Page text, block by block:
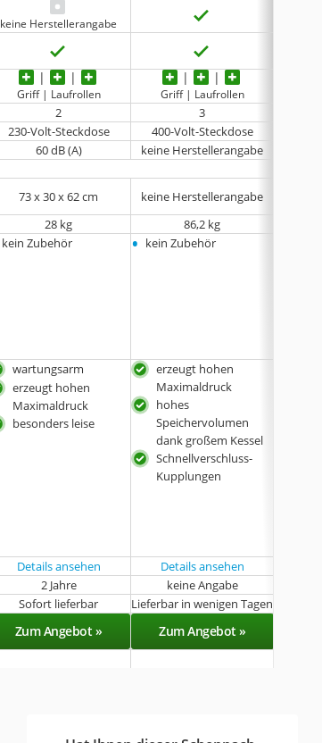
keine Herstellerangabe
Griff | Laufrollen Griff | Laufrollen
2
3
230-Volt-Steckdose 400-Volt-Steckdose
60 dB (A)
keine Herstellerangabe
‎73 x 30 x 62 cm keine Herstellerangabe
28 kg 86,2 kg
kein Zubehör • kein Zubehör
wartungsarm
erzeugt hohen
Maximaldruck
besonders leise
erzeugt hohen
Maximaldruck
hohes
Speichervolumen
dank großem Kessel
Schnellverschluss-
Kupplungen
Details ansehen Details ansehen
2 Jahre keine Angabe
Sofort lieferbar Lieferbar in wenigen Tagen
Zum Angebot » Zum Angebot »